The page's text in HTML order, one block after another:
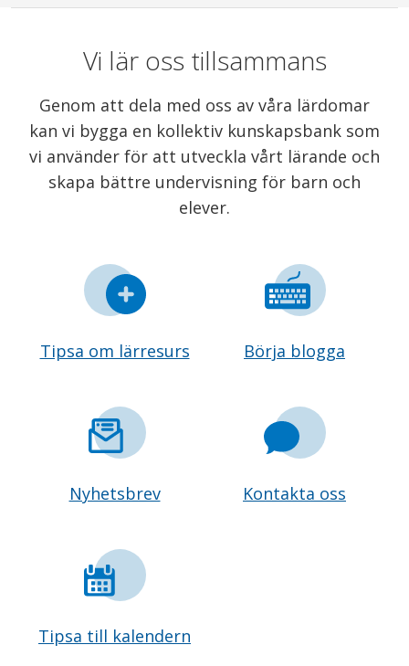
Vi lär oss tillsammans
Genom att dela med oss av våra lärdomar
kan vi bygga en kollektiv kunskapsbank som
vi använder för att utveckla vårt lärande och
skapa bättre undervisning för barn och
elever.
Tipsa om lärresurs Börja blogga
Nyhetsbrev Kontakta oss
Tipsa till kalendern